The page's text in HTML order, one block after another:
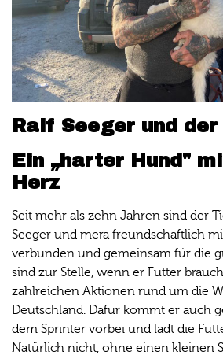
Ralf Seeger und
Ein „harter Hund"
Herz
Seit mehr als zehn Jahren sind der
Seeger und mera freundschaftlich
verbunden und gemeinsam für die
sind zur Stelle, wenn er Futter
zahlreichen Aktionen rund um die
Deutschland. Dafür kommt er auch
dem Sprinter vorbei und lädt die
Natürlich nicht, ohne einen kleinen